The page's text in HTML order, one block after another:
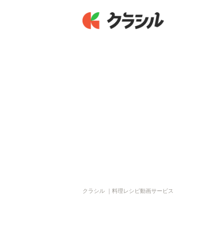
クラシル ｜料理レシピ動画サービス